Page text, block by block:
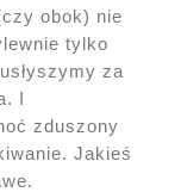
obok) nie
tylko
za
I
zduszony
Jakieś